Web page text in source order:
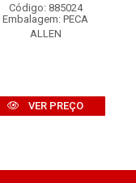
Código: 885024
Embalagem: PECA
ALLEN
VER PREÇO